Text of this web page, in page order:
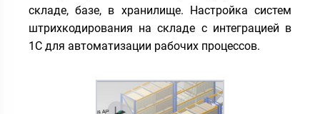
складе, базе, в хранилище. Настройка систем
штрихкодирования на складе с интеграцией в
1С для автоматизации рабочих процессов.